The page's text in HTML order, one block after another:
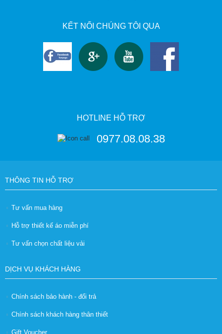
KẾT NỐI CHÚNG TÔI QUA
HOTLINE HỖ TRỢ
0977.08.08.38
THÔNG TIN HỖ TRỢ
Tư vấn mua hàng
Hỗ trợ thiết kế áo miễn phí
Tư vấn chọn chất liệu vải
DỊCH VỤ KHÁCH HÀNG
Chính sách bảo hành - đổi trả
Chính sách khách hàng thân thiết
Gift Voucher